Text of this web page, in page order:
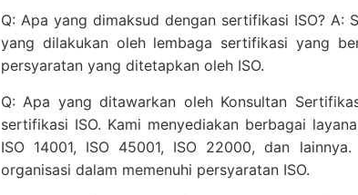
Q: Apa yang dimaksud dengan sertifikasi ISO? A:
yang dilakukan oleh lembaga sertifikasi yang
persyaratan yang ditetapkan oleh ISO.
Q: Apa yang ditawarkan oleh Konsultan
sertifikasi ISO. Kami menyediakan berbagai
ISO 14001, ISO 45001, ISO 22000, dan
organisasi dalam memenuhi persyaratan ISO.